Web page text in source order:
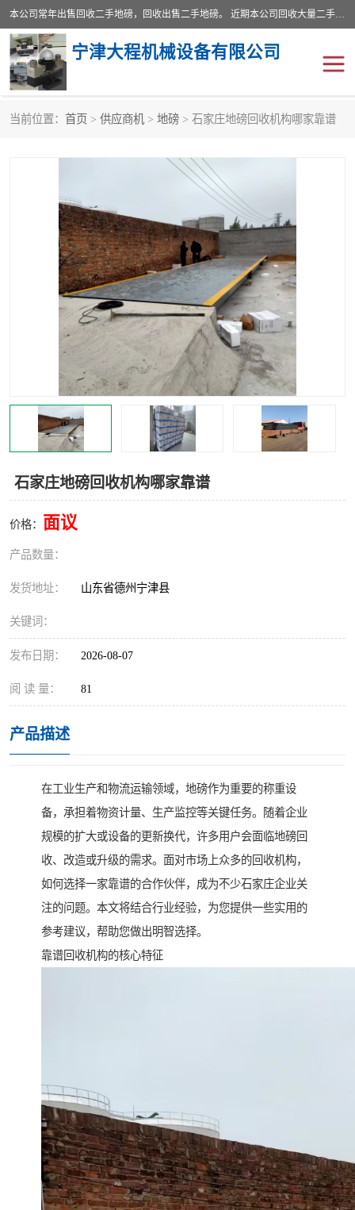
本公司常年出售回收二手地磅，回收出售二手地磅。 近期本公司回收大量二手地磅，型号齐全，宽度从2米到3.5米，长度5米到25米，承重吨位从10到200吨，成色7—9成新。 ? 使用年限6个月至2年，产品来源于个人闲置品，工矿企业停用品，因小换大而来。 精准度和新的一样， 二手地磅是内行人的选择，打个电话就省钱朋友您好等什么
宁津大程机械设备有限公司
当前位置： 首页 > 供应商机 > 地磅 > 石家庄地磅回收机构哪家靠谱
石家庄地磅回收机构哪家靠谱
价格： 面议
产品数量：
发货地址： 山东省德州宁津县
关键词：
发布日期： 2026-08-07
阅 读 量： 81
产品描述
在工业生产和物流运输领域，地磅作为重要的称重设
备，承担着物资计量、生产监控等关键任务。随着企业
规模的扩大或设备的更新换代，许多用户会面临地磅回
收、改造或升级的需求。面对市场上众多的回收机构，
如何选择一家靠谱的合作伙伴，成为不少石家庄企业关
注的问题。本文将结合行业经验，为您提供一些实用的
参考建议，帮助您做出明智选择。
靠谱回收机构的核心特征
废纸打包机
烘干机 食品烘干机
装载机电子秤 输送机
半自动输送机 全自动输送机
食品螺旋塔
撕碎机 木材撕碎机
塑料撕碎机 金属撕碎机